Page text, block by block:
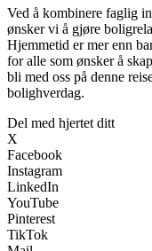
Ved å kombinere faglig
ønsker vi å gjøre
Hjemmetid er mer enn
for alle som ønsker å
bli med oss på denne
bolighverdag.
Del med hjertet ditt
X
Facebook
Instagram
LinkedIn
YouTube
Pinterest
TikTok